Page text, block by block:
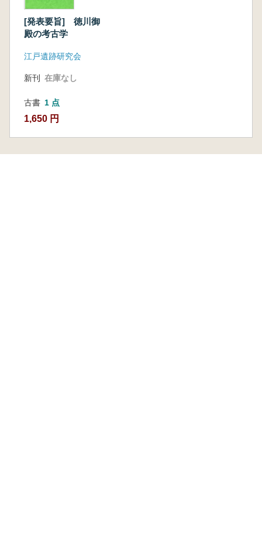
[発表要旨] 徳川御
殿の考古学
江戸遺跡研究会
新刊 在庫なし
古書 1 点
1,650 円